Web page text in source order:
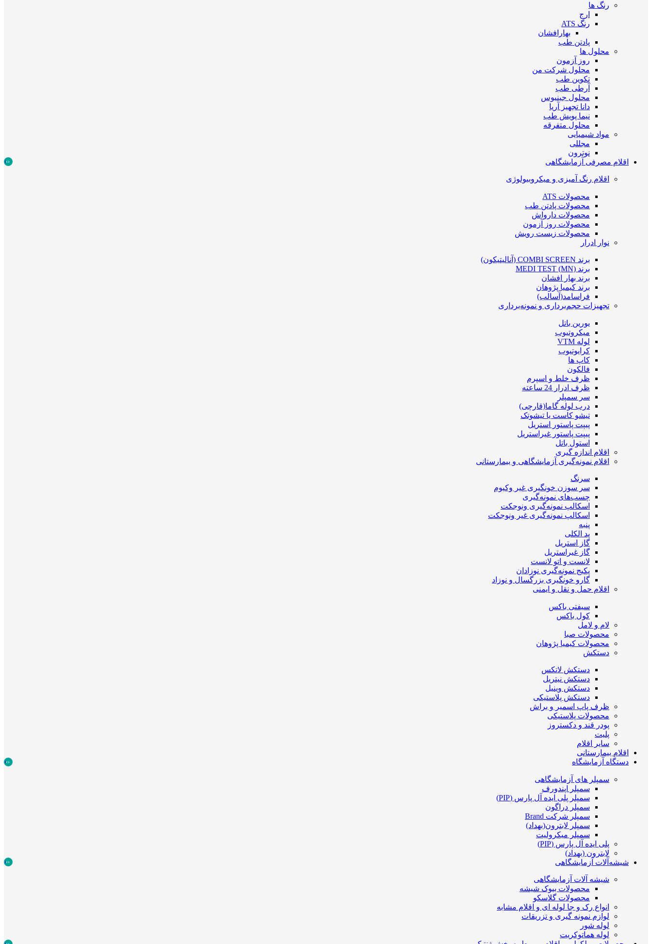
رنگ ها
ارج
رنگ ATS
بهارافشان
پادتن طب
محلول ها
روز آزمون
محلول شرکت من
تکوین طب
آرطی طب
محلول جینیوس
دانا تجهیز آریا
نیما پویش طب
محلول متفرقه
مواد شیمیایی
مجللی
نوترون
اقلام مصرفی آزمایشگاهی
اقلام رنگ آمیزی و میکروبیولوژی
محصولات ATS
محصولات پادتن طب
محصولات دارواش
محصولات روز آزمون
محصولات زیست رویش
نوار ادرار
برند COMBI SCREEN (آنالیتیکون)
برند MEDI TEST (MN)
برند بهار افشان
برند کیمیا پژوهان
فراسامد(آسالب)
تجهیزات حجم‌برداری و نمونه‌برداری
یورین باتل
میکروتیوب
لوله VTM
کرایوتیوب
کاپ ها
فالکون
ظرف خلط و اسپرم
ظرف ادرار 24 ساعته
سر سمپلر
درب لوله گاما(قارچی)
تیشو کاست یا تیشوتک
پیپت پاستور استریل
پیپت پاستور غیراستریل
استول باتل
اقلام اندازه گیری
اقلام نمونه‌گیری آزمایشگاهی و بیمارستانی
سرنگ
سر سوزن خونگیری غیر وکیوم
چسب‌های نمونه‎‌گیری
اسکالپ نمونه‌گیری ونوجکت
اسکالپ نمونه‌گیری غیر ونوجکت
پنبه
پد الکلی
گاز استریل
گاز غیراستریل
لانست و اتو لانست
پکیج نمونه‌گیری نوزادان
گارو خونگیری بزرگسال و نوزاد
اقلام حمل و نقل و ایمنی
سیفتی باکس
کول باکس
لام و لامل
محصولات صبا
محصولات کیمیا پژوهان
دستکش
دستکش لاتکس
دستکش نیتریل
دستکش وینیل
دستکش پلاستیکی
ظرف پاپ اسمیر و براش
محصولات پلاستیکی
پودر قند و دکستروز
پلیت
سایر اقلام
اقلام بیمارستانی
دستگاه آزمایشگاه
سمپلر های آزمایشگاهی
سمپلر اپندورف
سمپلر پلی ایده آل پارس (PIP)
سمپلر دراگون
سمپلر شرکت Brand
سمپلر لابترون(بهداد)
سمپلر میکرولیت
پلی ایده آل پارس (PIP)
لابترون (بهداد)
شیشه‌آلات آزمایشگاهی
شیشه آلات آزمایشگاهی
محصولات بیوک شیشه
محصولات گلاسکو
انواع رک و جا لوله ای و اقلام مشابه
لوازم نمونه گیری و تزریقات
لوله شور
لوله هماتوکریت